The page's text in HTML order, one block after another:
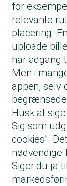
for
relevante
placering.
uploade
har adgang
Men i
appen, selv
Husk at
Sig som
cookies”.
nødvendige
Siger du ja